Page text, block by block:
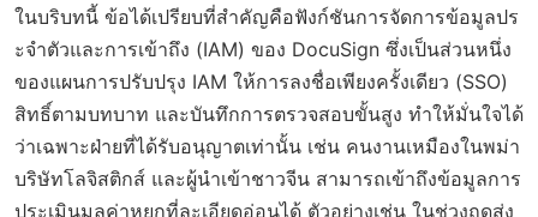
ในบริบทนี้ ข้อได้เปรียบที่สำคัญคือฟังก์ชันการจัดการข้อมูลปร
ะจำตัวและการเข้าถึง (IAM) ของ DocuSign ซึ่งเป็นส่วนหนึ่ง
ของแผนการปรับปรุง IAM ให้การลงชื่อเพียงครั้งเดียว (SSO)
สิทธิ์ตามบทบาท และบันทึกการตรวจสอบขั้นสูง ทำให้มั่นใจได้
ว่าเฉพาะฝ่ายที่ได้รับอนุญาตเท่านั้น เช่น คนงานเหมืองในพม่า
บริษัทโลจิสติกส์ และผู้นำเข้าชาวจีน สามารถเข้าถึงข้อมูลการ
ประเมินมูลค่าหยกที่ละเอียดอ่อนได้ ตัวอย่างเช่น ในช่วงฤดูส่ง